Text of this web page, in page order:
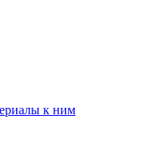
к ним